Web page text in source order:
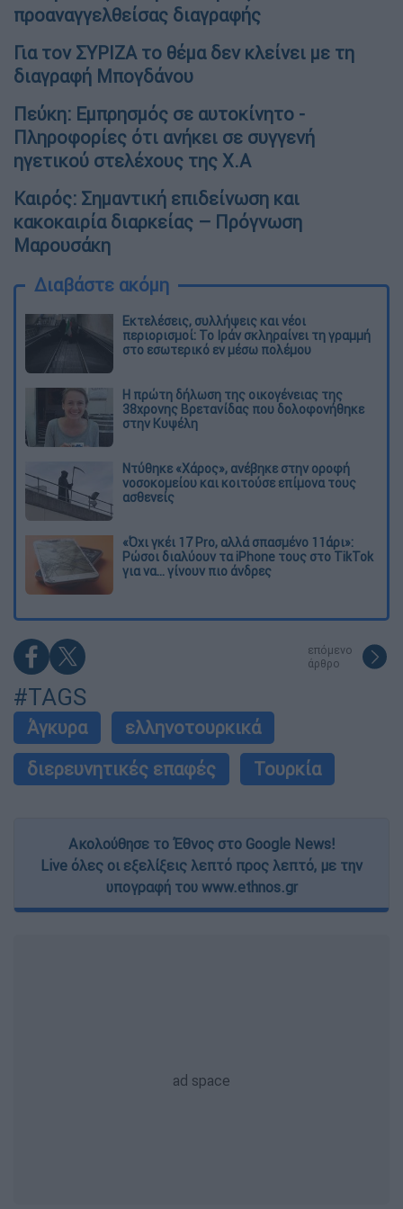
προαναγγελθείσας διαγραφής
Για τον ΣΥΡΙΖΑ το θέμα δεν κλείνει με τη
διαγραφή Μπογδάνου
Πεύκη: Εμπρησμός σε αυτοκίνητο -
Πληροφορίες ότι ανήκει σε συγγενή
ηγετικού στελέχους της Χ.Α
Καιρός: Σημαντική επιδείνωση και
κακοκαιρία διαρκείας – Πρόγνωση
Μαρουσάκη
Διαβάστε ακόμη
Εκτελέσεις, συλλήψεις και νέοι
περιορισμοί: Το Ιράν σκληραίνει τη γραμμή
στο εσωτερικό εν μέσω πολέμου
Η πρώτη δήλωση της οικογένειας της
38χρονης Βρετανίδας που δολοφονήθηκε
στην Κυψέλη
Ντύθηκε «Χάρος», ανέβηκε στην οροφή
νοσοκομείου και κοιτούσε επίμονα τους
ασθενείς
«Όχι γκέι 17 Pro, αλλά σπασμένο 11άρι»:
Ρώσοι διαλύουν τα iPhone τους στο TikTok
για να... γίνουν πιο άνδρες
επόμενο
άρθρο
#TAGS
Άγκυρα
ελληνοτουρκικά
διερευνητικές επαφές
Τουρκία
Ακολούθησε το Έθνος στο Google News!
Live όλες οι εξελίξεις λεπτό προς λεπτό, με την
υπογραφή του www.ethnos.gr